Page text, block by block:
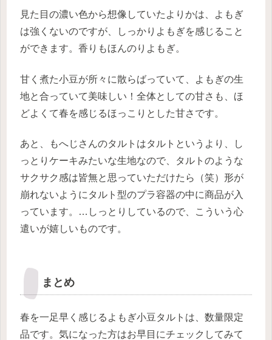
見た目の濃い色から想像していたよりかは、よもぎ
は強くないのですが、
しっかりよもぎを感じること
ができます。香りもほんのりよもぎ。
甘く煮た小豆が所々に散らばっていて、よもぎの生
地と合っていて美味しい！ 全体としての甘さも、ほ
どよくて春を感じるほっこりとした甘さです。
あと、もへじさんのタルトはタルトというより、し
っとりケーキみたいな生地なので、
タルトのような
サクサク感は皆無と思っていただけたら（笑） 形が
崩れないようにタルト型のプラ容器の中に商品が入
っています。
…しっとりしているので、こういう心
遣いが嬉しいものです。
まとめ
春を一足早く感じるよもぎ小豆タルトは、数量限定
品です。 気になった方はお早目にチェックしてみて